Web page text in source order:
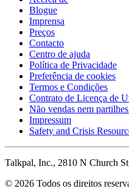
Blogue
Imprensa
Preços
Contacto
Centro de ajuda
Política de Privacidade
Preferência de cookies
Termos e Condições
Contrato de Licença de
Não vendas nem
Impressum
Safety and Crisis
Talkpal, Inc., 2810 N Church
© 2026 Todos os direitos